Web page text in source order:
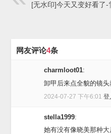
[无水印]今天又变好看了
网友评论4条
charmloot01:
卸甲后来点全貌的镜头
2024-07-27 下午6:01登
stella1999:
她有没有像晓美那种大